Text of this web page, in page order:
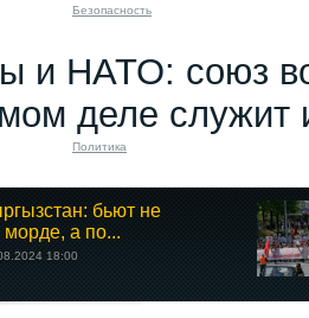
Безопасность
и НАТО: союз
деле служит
Политика
бьют не
морде, а по...
18:00